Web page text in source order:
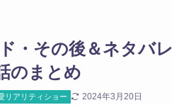
・その後＆ネタバ
のまとめ
リアリティショー 2024年3月20日